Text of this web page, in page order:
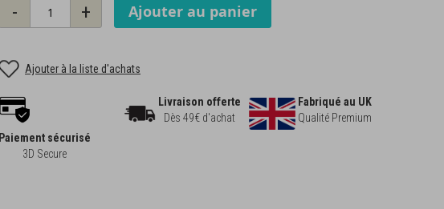
- + Ajouter au panier
Ajouter à la liste d'achats
Paiement sécurisé
3D Secure
Livraison offerte
Dès 49€ d'achat
Fabriqué au UK
Qualité Premium